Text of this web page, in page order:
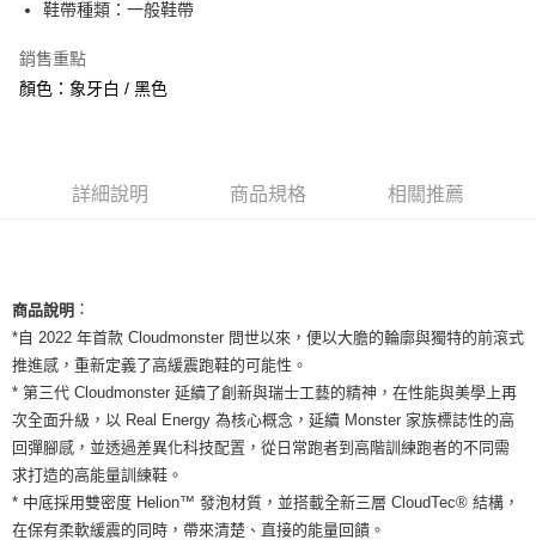
國泰世華商業銀行
匯豐（台灣）商業銀行
聯邦商業銀行
台灣樂天信用卡公司
街口支付
AFTEE先享後付
便利好安心！
２．便利：只要手機號碼，簡訊認證，即可結帳。
３．安心：先確認商品／服務後，再付款。
【「AFTEE先享後付」結帳流程】
１．於結帳方式選擇「AFTEE先享後付」後，將跳轉至「AFTEE先享後付」
結帳頁面，進行簡訊認證並確認金額後，即可完成結帳。
２．訂單成立數日內，您將收到繳費通知簡訊。
３．收到繳費通知簡訊後14天內，點擊此簡訊中的連結，可透過四大超商／
ATM／網路銀行／等多元方式進行付款，方視為交易完成。
運送方式
全家取貨付款
每筆NT$60，滿NT$1,500(含以上)免運費
付款後全家取貨
每筆NT$60，滿NT$1,500(含以上)免運費
7-11取貨付款
鞋帶種類：一般鞋帶
銷售重點
顏色：象牙白 / 黑色
詳細說明 商品規格 相關推薦
商品說明 ：
*自 2022 年首款 Cloudmonster 問世以來，便以大膽的輪廓與獨特的前滾式
推進感，重新定義了高緩震跑鞋的可能性。
* 第三代 Cloudmonster 延續了創新與瑞士工藝的精神，在性能與美學上再
次全面升級，以 Real Energy 為核心概念，延續 Monster 家族標誌性的高
回彈腳感，並透過差異化科技配置，從日常跑者到高階訓練跑者的不同需
求打造的高能量訓練鞋。
* 中底採用雙密度 Helion™ 發泡材質，並搭載全新三層 CloudTec® 結構，
在保有柔軟緩震的同時，帶來清楚、直接的能量回饋。